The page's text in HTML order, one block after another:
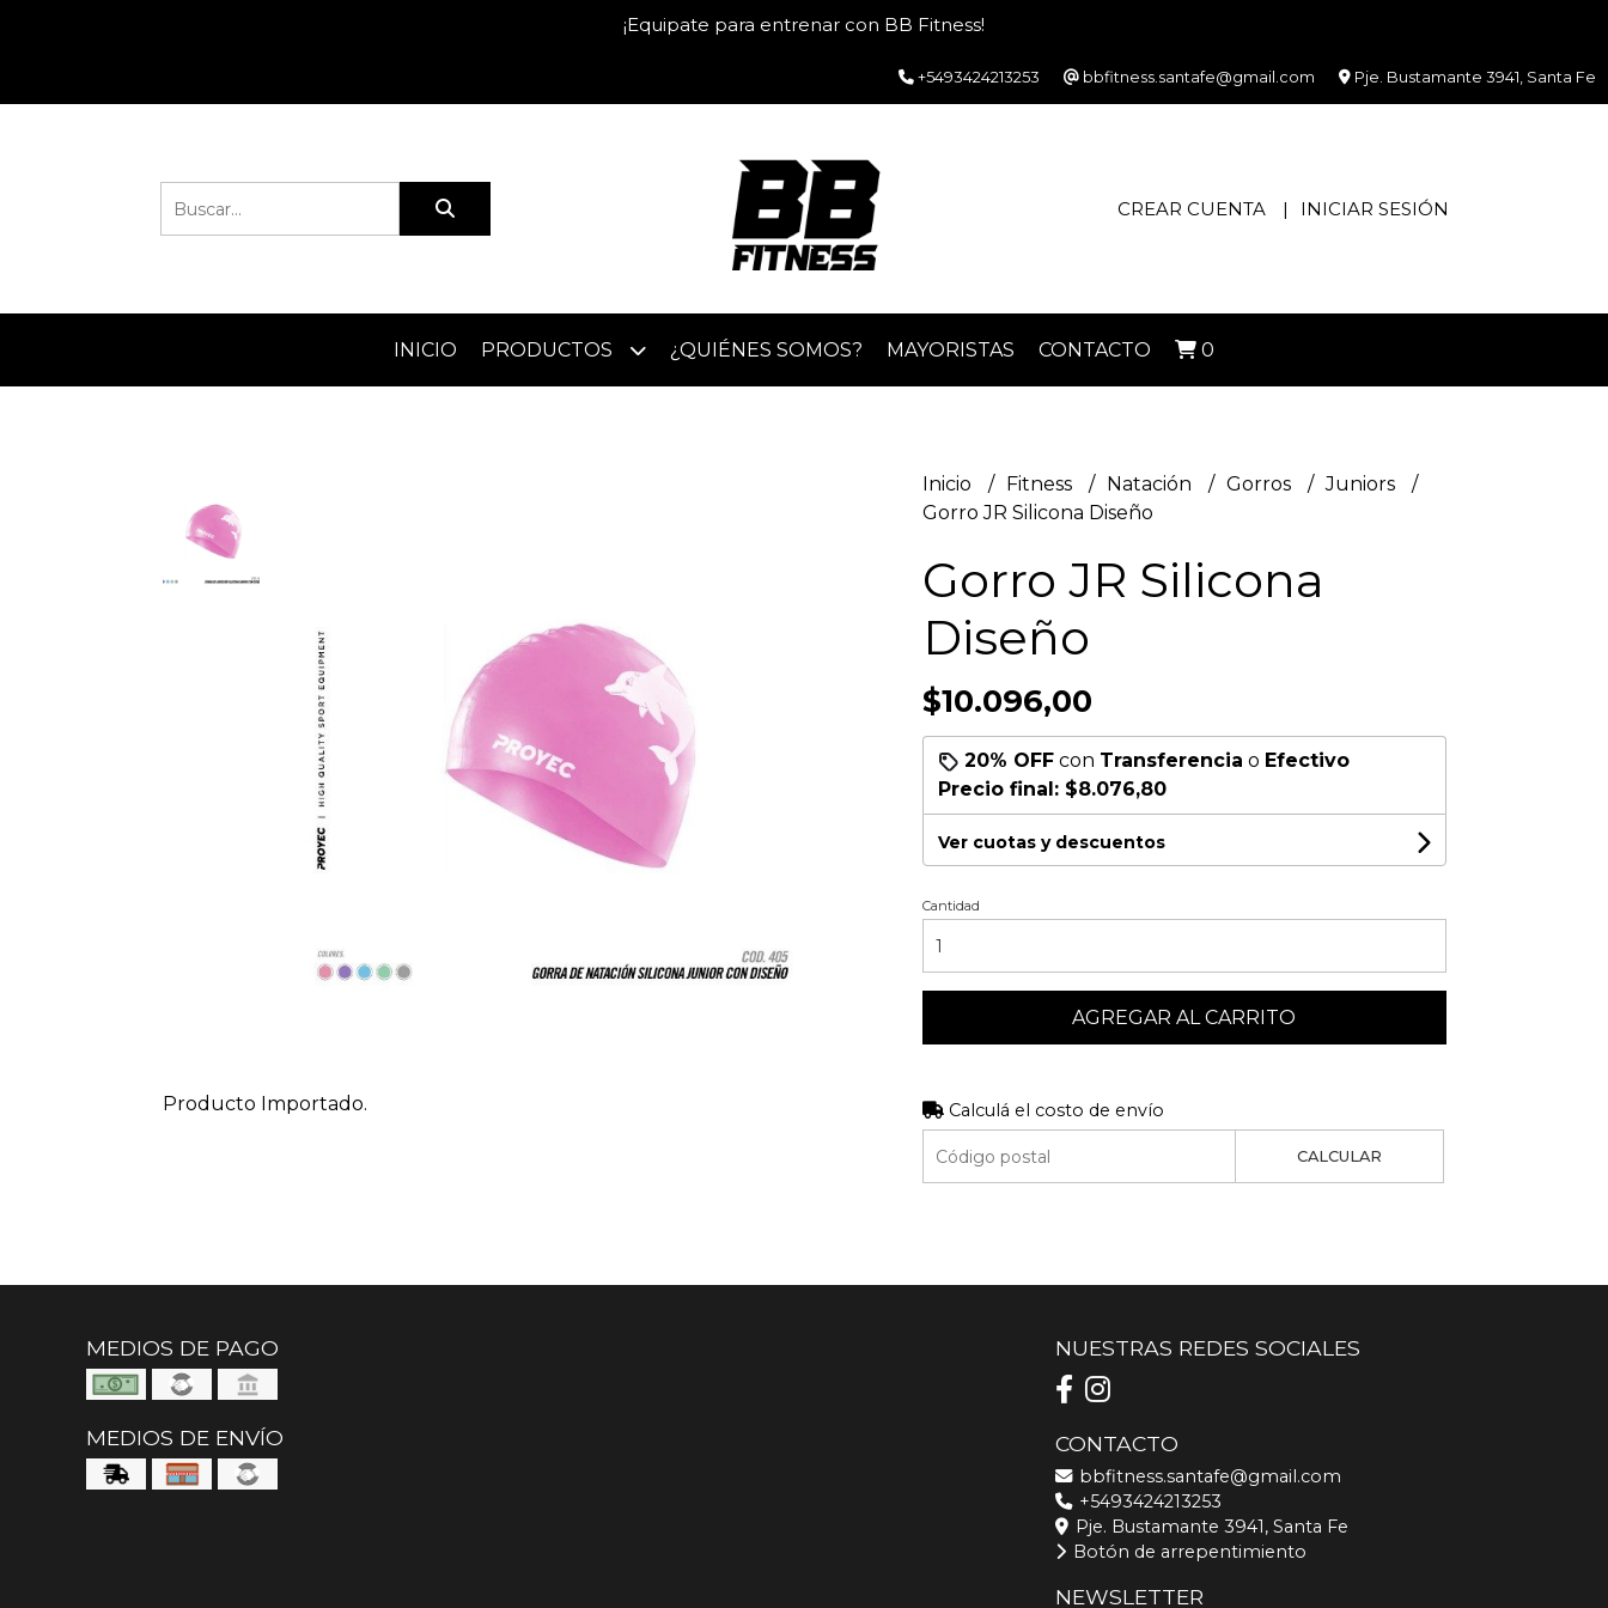
¡Equipate para entrenar con BB Fitness!
+5493424213253 bbfitness.santafe@gmail.com Pje. Bustamante 3941, Santa Fe
CREAR CUENTA INICIAR SESIÓN
INICIO PRODUCTOS ¿QUIÉNES SOMOS? MAYORISTAS CONTACTO 0
Producto Importado.
Inicio Fitness Natación Gorros
Juniors
Gorro JR Silicona Diseño
Gorro JR Silicona
Diseño
$10.096,00
20% OFFcon Transferencia o Efectivo
Precio final: $8.076,80
Ver cuotas y descuentos
Cantidad
AGREGAR AL CARRITO
Calculá el costo de envío
CALCULAR
MEDIOS DE PAGO
MEDIOS DE ENVÍO
NUESTRAS REDES SOCIALES
CONTACTO
bbfitness.santafe@gmail.com
+5493424213253
Pje. Bustamante 3941, Santa Fe
Botón de arrepentimiento
NEWSLETTER